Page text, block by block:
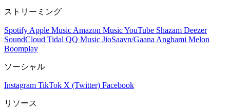
ストリーミング
Spotify Apple Music Amazon MusicYouTube Shazam Deezer
SoundCloud Tidal QQ Music JioSaavn/Gaana Anghami Melon
Boomplay
ソーシャル
Instagram TikTok X (Twitter) Facebook
リソース